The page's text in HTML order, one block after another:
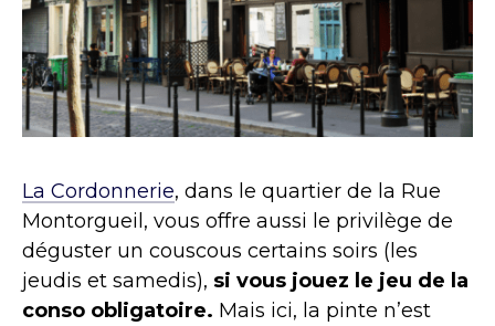
La Cordonnerie, dans le quartier de la Rue
Montorgueil, vous offre aussi le privilège de
déguster un couscous certains soirs (les
jeudis et samedis), si vous jouez le jeu de la
conso obligatoire. Mais ici, la pinte n’est